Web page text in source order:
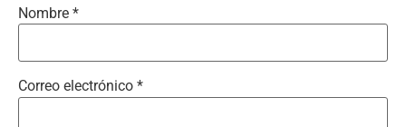
Nombre *
Correo electrónico *